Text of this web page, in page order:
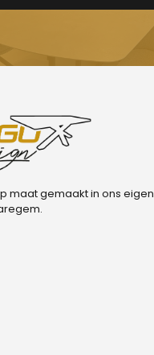
maat gemaakt in ons eigen